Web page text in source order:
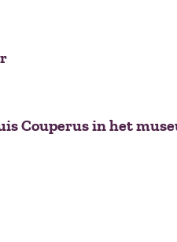
Couperus in het